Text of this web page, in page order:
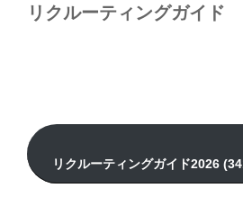
リクルーティングガイド